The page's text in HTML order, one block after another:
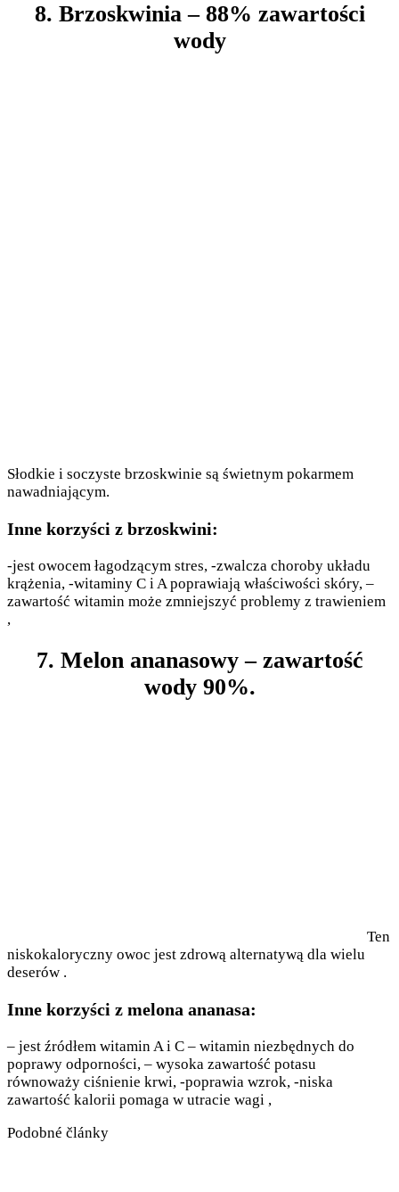
8. Brzoskwinia – 88% zawartości
wody
Słodkie i soczyste brzoskwinie są świetnym pokarmem
nawadniającym.
Inne korzyści z brzoskwini:
-jest owocem łagodzącym stres, -zwalcza choroby układu
krążenia, -witaminy C i A poprawiają właściwości skóry, –
zawartość witamin może zmniejszyć problemy z trawieniem
,
7. Melon ananasowy – zawartość
wody 90%.
Ten
niskokaloryczny owoc jest zdrową alternatywą dla wielu
deserów .
Inne korzyści z melona ananasa:
– jest źródłem witamin A i C – witamin niezbędnych do
poprawy odporności, – wysoka zawartość potasu
równoważy ciśnienie krwi, -poprawia wzrok, -niska
zawartość kalorii pomaga w utracie wagi ,
Podobné články